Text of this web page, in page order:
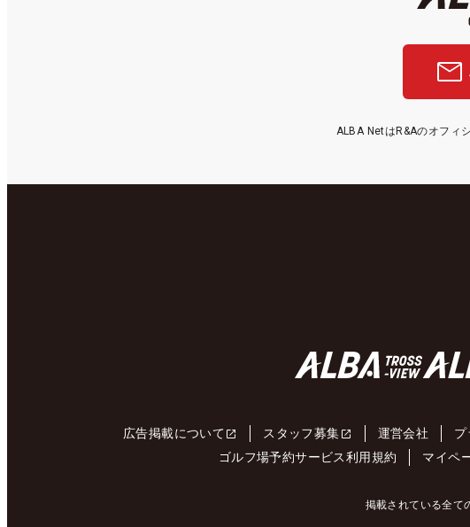
ALBA NetはR&Aのオフィ
広告掲載について スタッフ募集 運営会社 プ
ゴルフ場予約サービス利用規約
マイペ
掲載されている全て